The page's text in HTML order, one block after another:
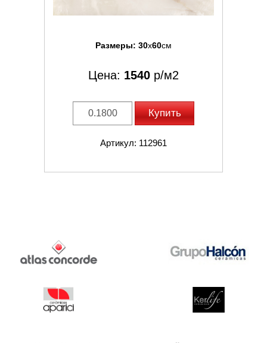
Размеры: 30x60см
Цена: 1540 р/м2
Купить
Артикул: 112961